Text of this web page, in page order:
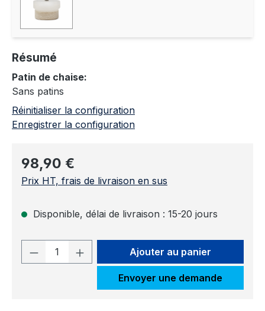
Résumé
Patin de chaise:
Sans patins
Réinitialiser la configuration
Enregistrer la configuration
Prix régulier :
98,90 €
Prix HT, frais de livraison en sus
Disponible, délai de livraison : 15-20 jours
Quantité de produit : Entrez la
Ajouter au panier
Envoyer une demande